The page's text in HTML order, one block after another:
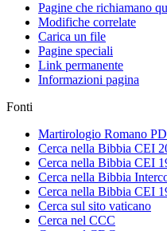
Pagine che richiamano
Modifiche correlate
Carica un file
Pagine speciali
Link permanente
Informazioni pagina
Fonti
Martirologio Romano
Cerca nella Bibbia CEI
Cerca nella Bibbia CEI
Cerca nella Bibbia
Cerca nella Bibbia CEI
Cerca sul sito vaticano
Cerca nel CCC